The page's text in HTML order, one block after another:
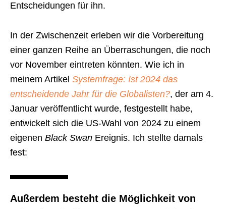
Entscheidungen für ihn.
In der Zwischenzeit erleben wir die Vorbereitung
einer ganzen Reihe an Überraschungen, die noch
vor November eintreten könnten. Wie ich in
meinem Artikel Systemfrage: Ist 2024 das
entscheidende Jahr für die Globalisten?, der am 4.
Januar veröffentlicht wurde, festgestellt habe,
entwickelt sich die US-Wahl von 2024 zu einem
eigenen Black Swan Ereignis. Ich stellte damals
fest:
Außerdem besteht die Möglichkeit von